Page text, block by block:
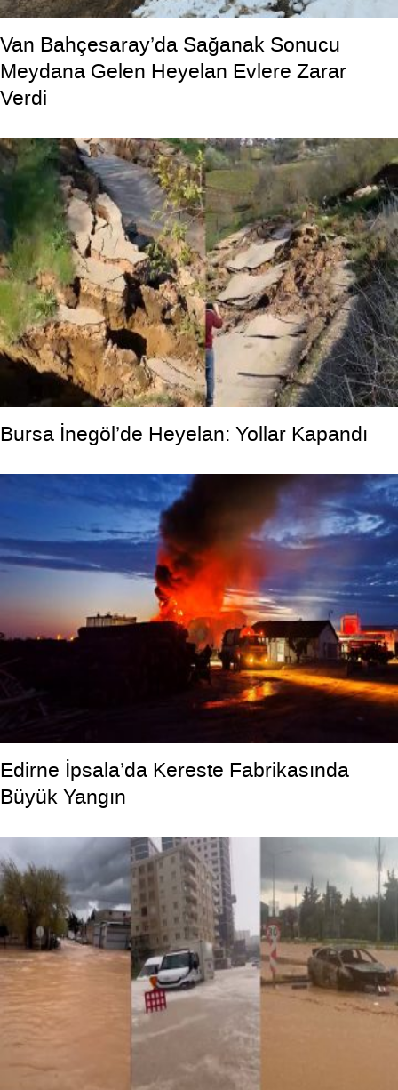
Van Bahçesaray’da Sağanak Sonucu
Meydana Gelen Heyelan Evlere Zarar
Verdi
Bursa İnegöl’de Heyelan: Yollar Kapandı
Edirne İpsala’da Kereste Fabrikasında
Büyük Yangın